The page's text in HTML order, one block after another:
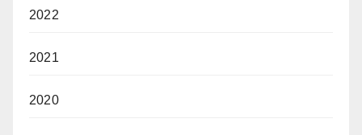
2022
2021
2020